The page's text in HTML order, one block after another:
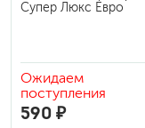
Супер Люкс Евро
Ожидаем
поступления
590 ₽